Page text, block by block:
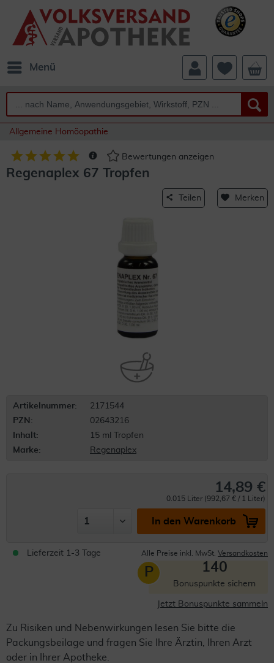
Menü
Allgemeine Homöopathie
Bewertungen anzeigen
Regenaplex 67 Tropfen
Teilen Merken
Artikelnummer:
2171544
PZN:
02643216
Inhalt:
15 ml Tropfen
Marke:
Regenaplex
14,89 €
0.015 Liter (992,67 € / 1 Liter)
In den Warenkorb
Lieferzeit 1-3 Tage Alle Preise inkl. MwSt. Versandkosten
P 140
Bonuspunkte sichern
Jetzt Bonuspunkte sammeln
Zu Risiken und Nebenwirkungen lesen Sie bitte die
Packungsbeilage und fragen Sie Ihre Ärztin, Ihren Arzt
oder in Ihrer Apotheke.